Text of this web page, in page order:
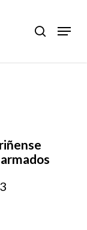
search
Menu
Close